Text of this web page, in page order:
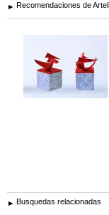
Recomendaciones de
Busquedas relacionadas